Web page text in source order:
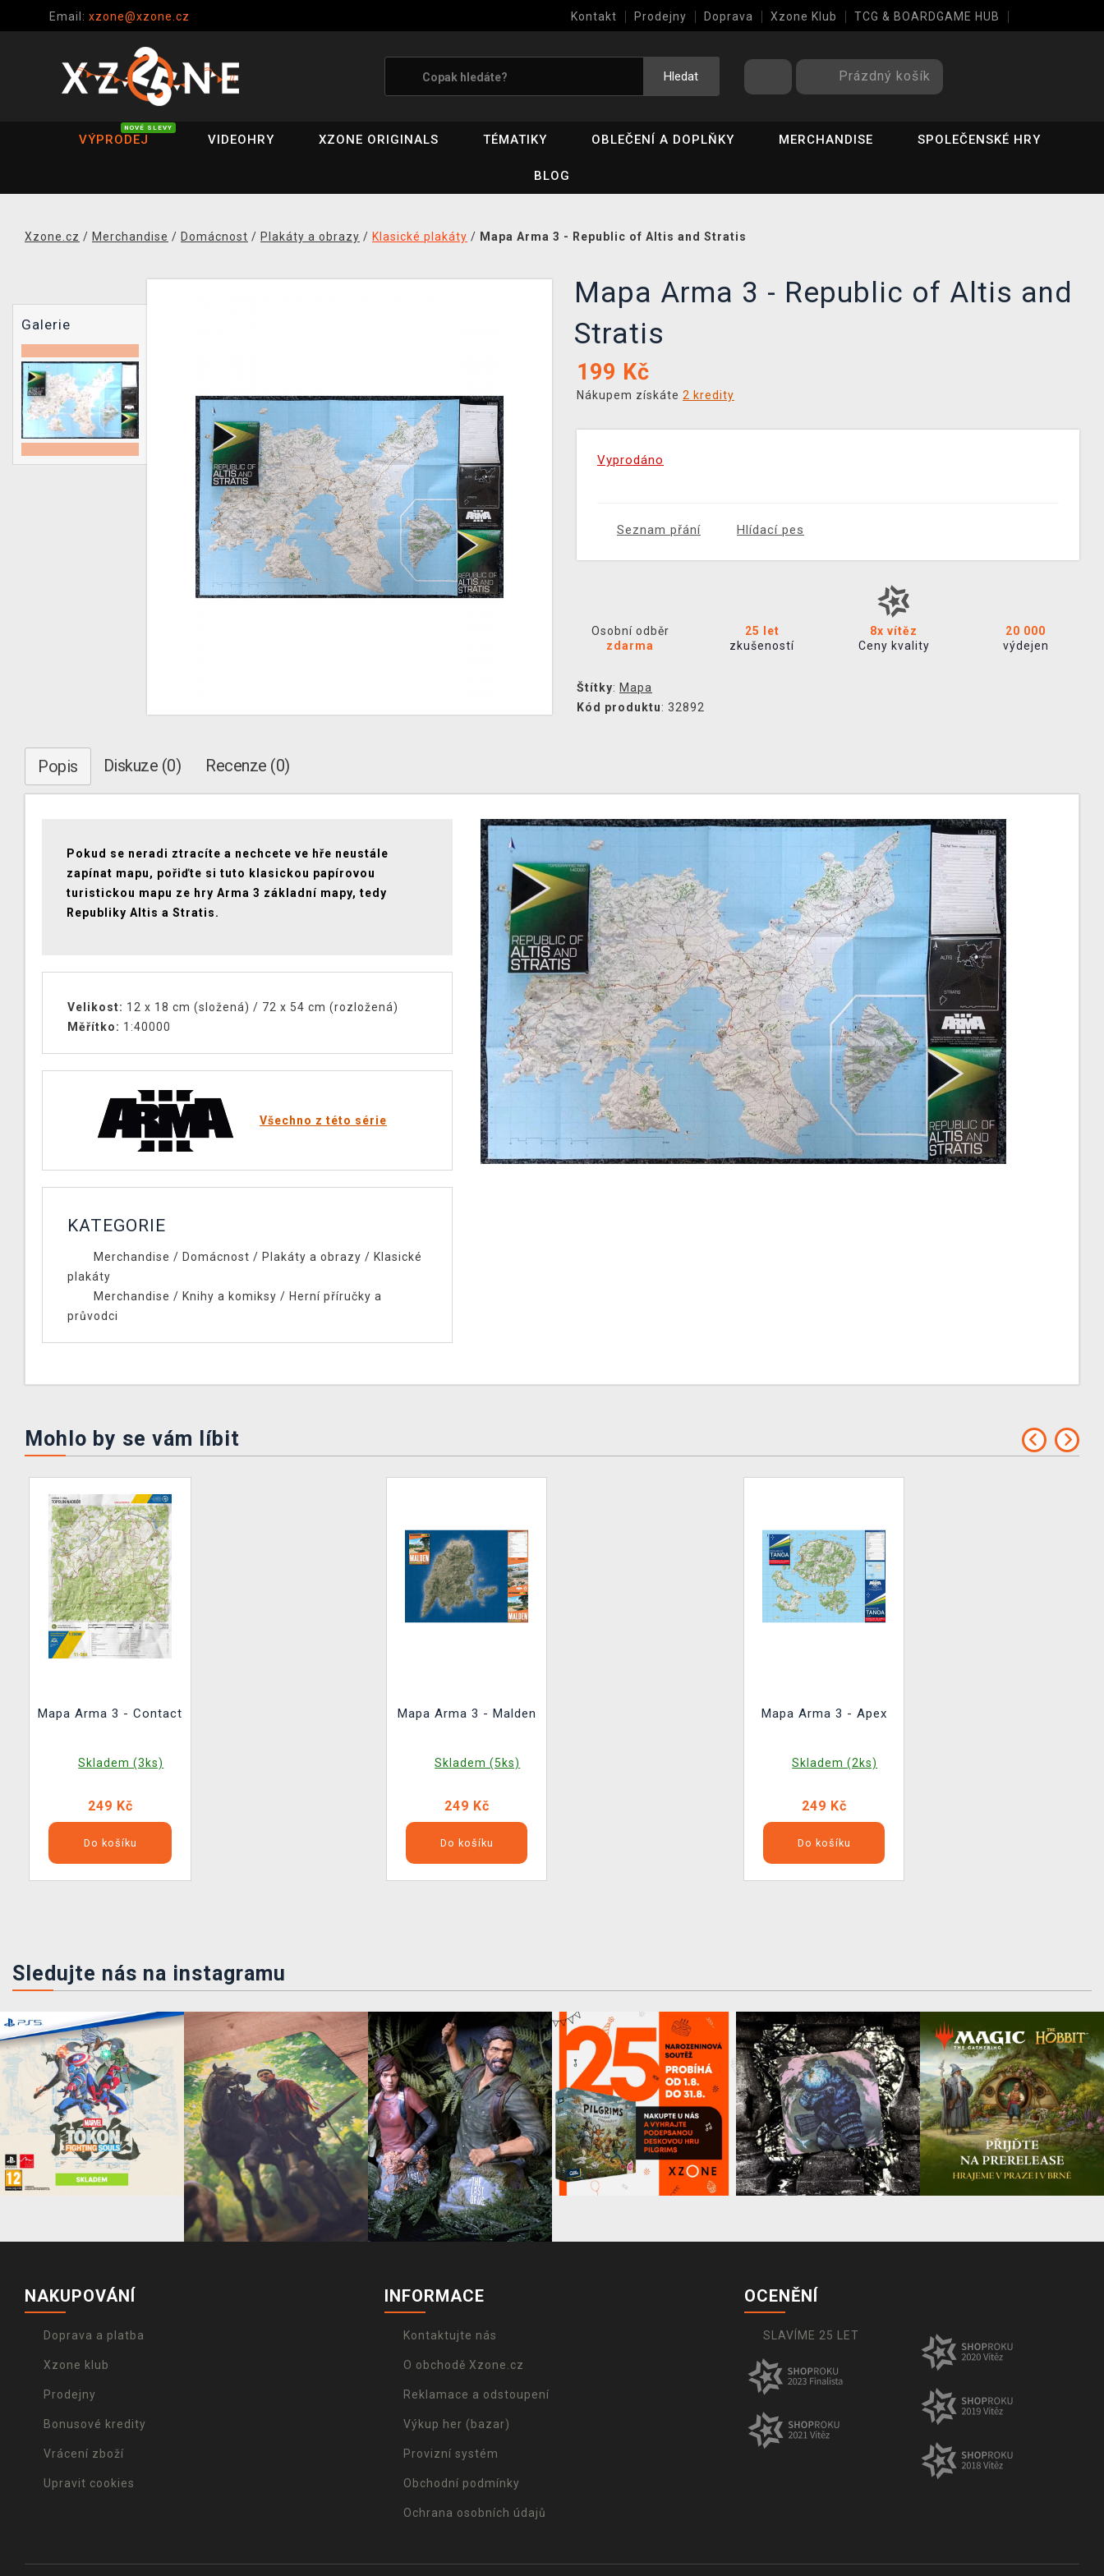
Email: xzone@xzone.cz Kontakt Prodejny Doprava Xzone Klub TCG & BOARDGAME HUB
Hledat Prázdný košík
VÝPRODEJ
NOVÉ SLEVY
VIDEOHRY XZONE ORIGINALS TÉMATIKY OBLEČENÍ A DOPLŇKY MERCHANDISE SPOLEČENSKÉ HRY
BLOG
Xzone.cz / Merchandise / Domácnost / Plakáty a obrazy / Klasické plakáty / Mapa Arma 3 - Republic of Altis and Stratis
Galerie
Mapa Arma 3 - Republic of Altis and
Stratis
199 Kč
Nákupem získáte 2 kredity
Vyprodáno
Seznam přání Hlídací pes
Osobní odběr
zdarma
25 let
zkušeností
8x vítěz
Ceny kvality
20 000
výdejen
Štítky: Mapa
Kód produktu: 32892
Popis Diskuze (0) Recenze (0)
Pokud se neradi ztracíte a nechcete ve hře neustále
zapínat mapu, pořiďte si tuto klasickou papírovou
turistickou mapu ze hry Arma 3 základní mapy, tedy
Republiky Altis a Stratis.
Velikost: 12 x 18 cm (složená) / 72 x 54 cm (rozložená)
Měřítko: 1:40000
Všechno z této série
KATEGORIE
Merchandise / Domácnost / Plakáty a obrazy / Klasické
plakáty
Merchandise / Knihy a komiksy / Herní příručky a
průvodci
Mohlo by se vám líbit
Mapa Arma 3 - Contact
Skladem (3ks)
249 Kč
Do košíku
Mapa Arma 3 - Malden
Skladem (5ks)
249 Kč
Do košíku
Mapa Arma 3 - Apex
Skladem (2ks)
249 Kč
Do košíku
Sledujte nás na instagramu
NAKUPOVÁNÍ
Doprava a platba
Xzone klub
Prodejny
Bonusové kredity
Vrácení zboží
Upravit cookies
INFORMACE
Kontaktujte nás
O obchodě Xzone.cz
Reklamace a odstoupení
Výkup her (bazar)
Provizní systém
Obchodní podmínky
Ochrana osobních údajů
OCENĚNÍ
SLAVÍME 25 LET